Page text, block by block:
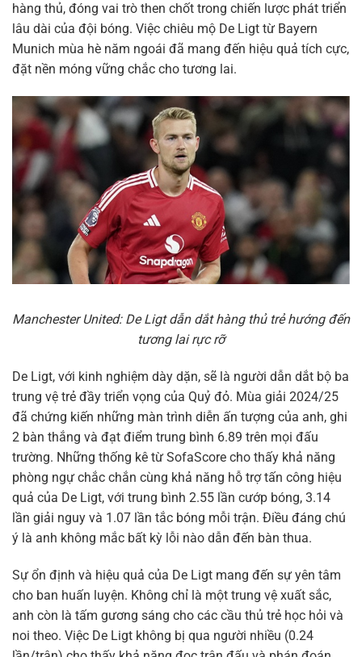
hàng thủ, đóng vai trò then chốt trong chiến lược phát triển
lâu dài của đội bóng. Việc chiêu mộ De Ligt từ Bayern
Munich mùa hè năm ngoái đã mang đến hiệu quả tích cực,
đặt nền móng vững chắc cho tương lai.
Manchester United: De Ligt dẫn dắt hàng thủ trẻ hướng đến
tương lai rực rỡ
De Ligt, với kinh nghiệm dày dặn, sẽ là người dẫn dắt bộ ba
trung vệ trẻ đầy triển vọng của Quỷ đỏ. Mùa giải 2024/25
đã chứng kiến những màn trình diễn ấn tượng của anh, ghi
2 bàn thắng và đạt điểm trung bình 6.89 trên mọi đấu
trường. Những thống kê từ SofaScore cho thấy khả năng
phòng ngự chắc chắn cùng khả năng hỗ trợ tấn công hiệu
quả của De Ligt, với trung bình 2.55 lần cướp bóng, 3.14
lần giải nguy và 1.07 lần tắc bóng mỗi trận. Điều đáng chú
ý là anh không mắc bất kỳ lỗi nào dẫn đến bàn thua.
Sự ổn định và hiệu quả của De Ligt mang đến sự yên tâm
cho ban huấn luyện. Không chỉ là một trung vệ xuất sắc,
anh còn là tấm gương sáng cho các cầu thủ trẻ học hỏi và
noi theo. Việc De Ligt không bị qua người nhiều (0.24